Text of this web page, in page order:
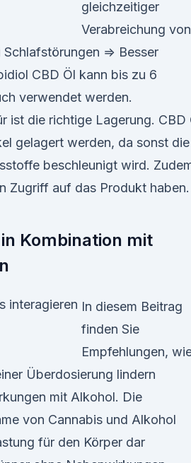
gleichzeitiger
Verabreichung von
Schlafstörungen ⇒ Besser
CBD Öl kann bis zu 6
verwendet werden.
ist die richtige Lagerung. CBD
gelagert werden, da sonst die
beschleunigt wird.
Zugriff auf das Produkt haben.
Kombination mit
In diesem Beitrag
finden Sie
Empfehlungen,
Überdosierung lindern
mit Alkohol. Die
von Cannabis und Alkohol
für den Körper dar